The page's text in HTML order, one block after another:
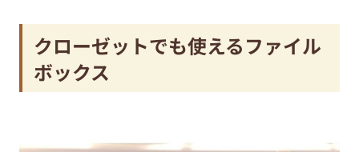
クローゼットでも使えるファイル
ボックス